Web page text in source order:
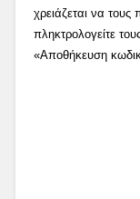
χρειάζεται να
πληκτρολογείτε
«Αποθήκευση